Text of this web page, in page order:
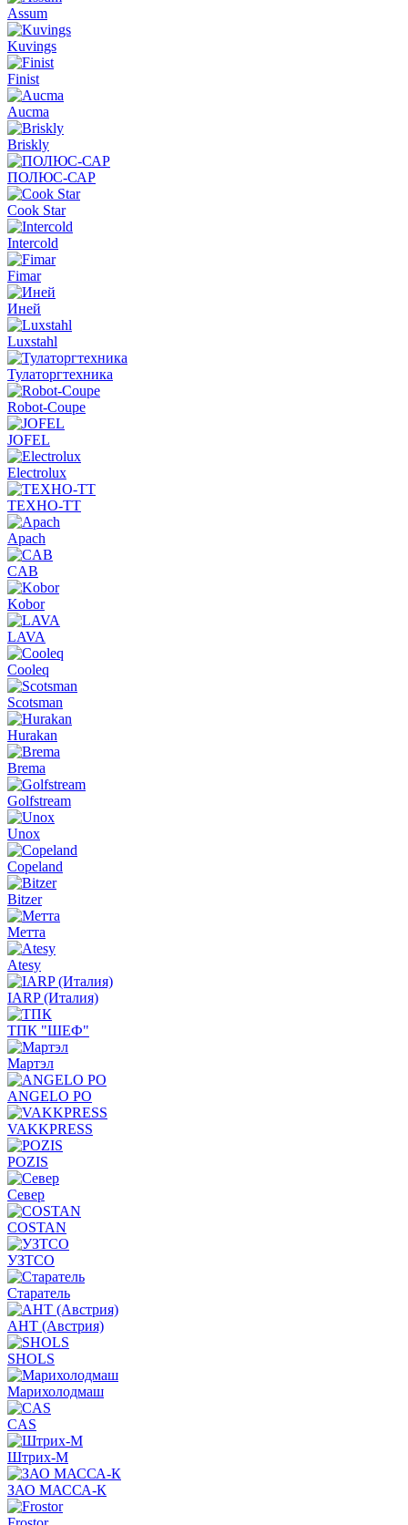
Assum
Kuvings
Finist
Aucma
Briskly
ПОЛЮС-САР
Cook Star
Intercold
Fimar
Иней
Luxstahl
Тулаторгтехника
Robot-Coupe
JOFEL
Electrolux
ТЕХНО-ТТ
Apach
CAB
Kobor
LAVA
Cooleq
Scotsman
Hurakan
Brema
Golfstream
Unox
Copeland
Bitzer
Метта
Atesy
IARP (Италия)
ТПК "ШЕФ"
Мартэл
ANGELO PO
VAKKPRESS
POZIS
Север
COSTAN
УЗТСО
Старатель
АНТ (Австрия)
SHOLS
Марихолодмаш
CAS
Штрих-М
ЗАО МАССА-К